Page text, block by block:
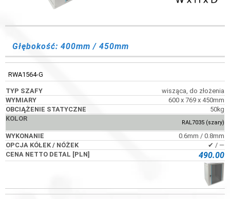
OBCIĄŻENIE
Głębokość: 400mm / 450mm
RWA1564-G
wisząca, do złożenia
600 x 769 x 450mm
50kg
RAL7035 (szary)
0.6mm / 0.8mm
✔ / ―
490.00